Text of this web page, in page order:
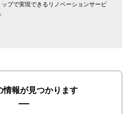
プで実現できるリノベーションサービ
情報が見つかります